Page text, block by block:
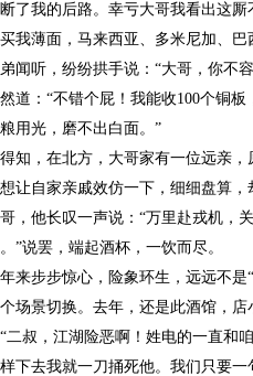
了我的后路。幸亏大哥我看出这
我薄面，马来西亚、多米尼加、
闻听，纷纷拱手说：“大哥，你不
道：“不错个屁！我能收100个铜
用光，磨不出白面。”
知，在北方，大哥家有一位远亲
让自家亲戚效仿一下，细细盘算
，他长叹一声说：“万里赴戎机，
”说罢，端起酒杯，一饮而尽。
来步步惊心，险象环生，远远不
场景切换。去年，还是此酒馆，
二叔，江湖险恶啊！姓电的一直和
下去我就一刀捅死他。我们只要